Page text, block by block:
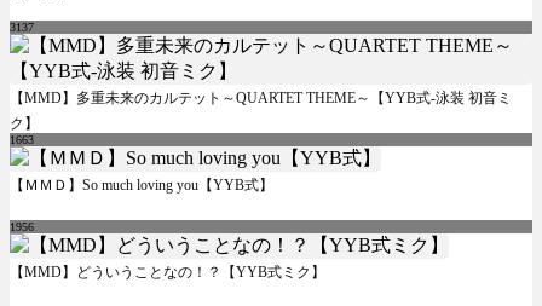
3137
【MMD】多重未来のカルテット～QUARTET THEME～【YYB式-泳装 初音ミ
ク】
1663
【ＭＭＤ】So much loving you【YYB式】
1956
【MMD】どういうことなの！？【YYB式ミク】